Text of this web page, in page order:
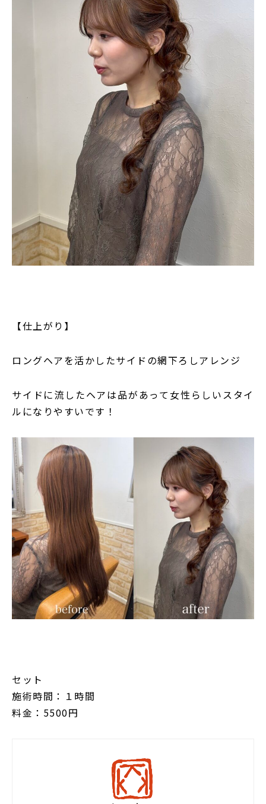
【仕上がり】
ロングヘアを活かしたサイドの網下ろしアレンジ
サイドに流したヘアは品があって女性らしいスタイ
ルになりやすいです！
セット
施術時間：１時間
料金：5500円